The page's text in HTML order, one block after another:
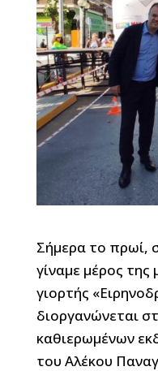
Σήμερα το πρωί,
γίναμε μέρος της
γιορτής
διοργανώνεται
καθιερωμένων
του Αλέκου